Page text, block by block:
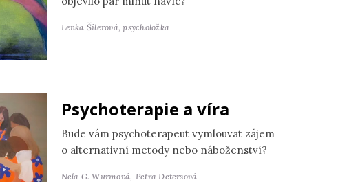
Lenka Šilerová,psycholožka
Psychoterapie a víra
Bude vám psychoterapeut vymlouvat zájem
o alternativní metody nebo náboženství?
Nela G. Wurmová, Petra Detersová